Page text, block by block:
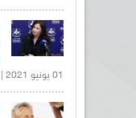
01 يونيو 2021 |